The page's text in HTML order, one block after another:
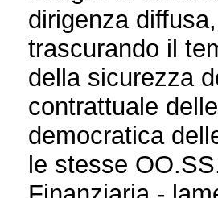
dirigenza
trascurando il
della sicurezza
contrattuale
democratica
le stesse